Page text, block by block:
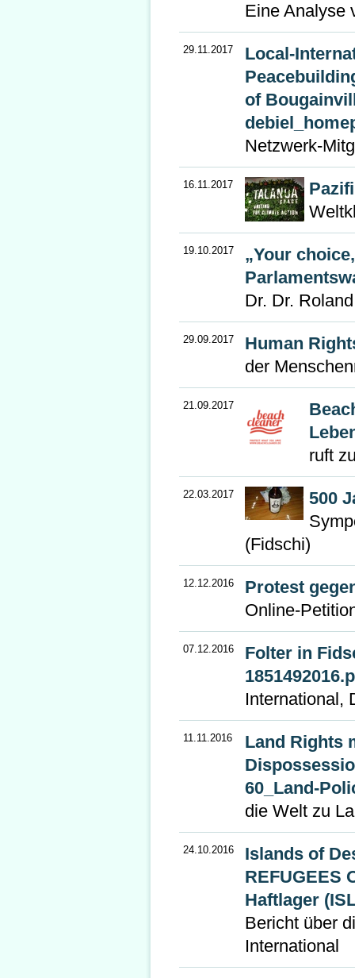
Eine Analyse
29.11.2017
Local-
of
Netzwerk-
16.11.2017
19.10.2017
„Your
Dr. Dr.
29.09.2017
Human
der
21.09.2017
ruft
22.03.2017
500
(Fidschi)
12.12.2016
Protest
Online-
07.12.2016
Folter in
International,
11.11.2016
Land Rights
60_Land-
die Welt zu
24.10.2016
Islands of
REFUGEES
Haftlager
Bericht über
International